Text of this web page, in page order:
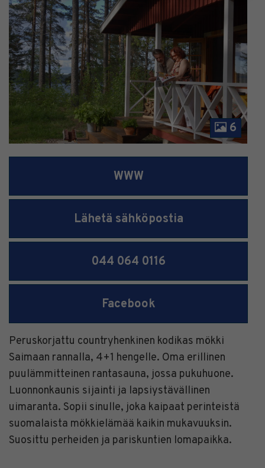
6
WWW
Lähetä sähköpostia
044 064 0116
Facebook
Peruskorjattu countryhenkinen kodikas mökki
Saimaan rannalla, 4+1 hengelle. Oma erillinen
puulämmitteinen rantasauna, jossa pukuhuone.
Luonnonkaunis sijainti ja lapsiystävällinen
uimaranta. Sopii sinulle, joka kaipaat perinteistä
suomalaista mökkielämää kaikin mukavuuksin.
Suosittu perheiden ja pariskuntien lomapaikka.